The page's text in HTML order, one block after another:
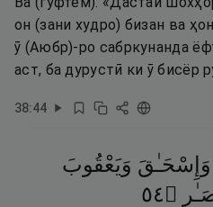
он (зани худро) бизан ва
ӯ (Аюбр)-ро сабркунанда
аст, ба дурустӣ ки ӯ бисёр
38:44
وَإِسْحَـٰقَ وَيَعْقُوبَ
۝٤٥